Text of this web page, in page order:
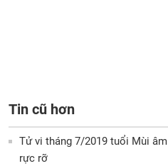
Tin cũ hơn
Tử vi tháng 7/2019 tuổi Mùi
rực rỡ